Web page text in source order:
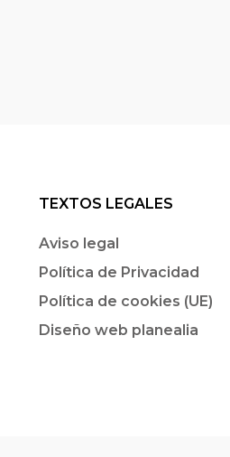
TEXTOS LEGALES
Aviso legal
Política de Privacidad
Política de cookies (UE)
Diseño web planealia